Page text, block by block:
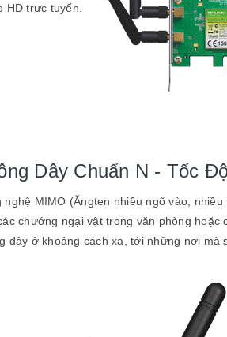
HD trực tuyến.
Dây Chuẩn N - Tốc
nghệ MIMO (Ăngten nhiều ngõ vào,
chướng ngại vật trong văn phòng
dây ở khoảng cách xa, tới những nơi mà